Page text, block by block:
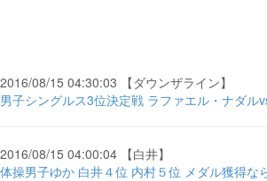
2016/08/15 04:30:03 【ダウンザライン】
男子シングルス3位決定戦 ラファエル・ナダル
2016/08/15 04:00:04 【白井】
体操男子ゆか 白井４位 内村５位 メダル獲得な